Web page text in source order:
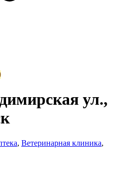
ул.,
, Ветеринарная клиника,